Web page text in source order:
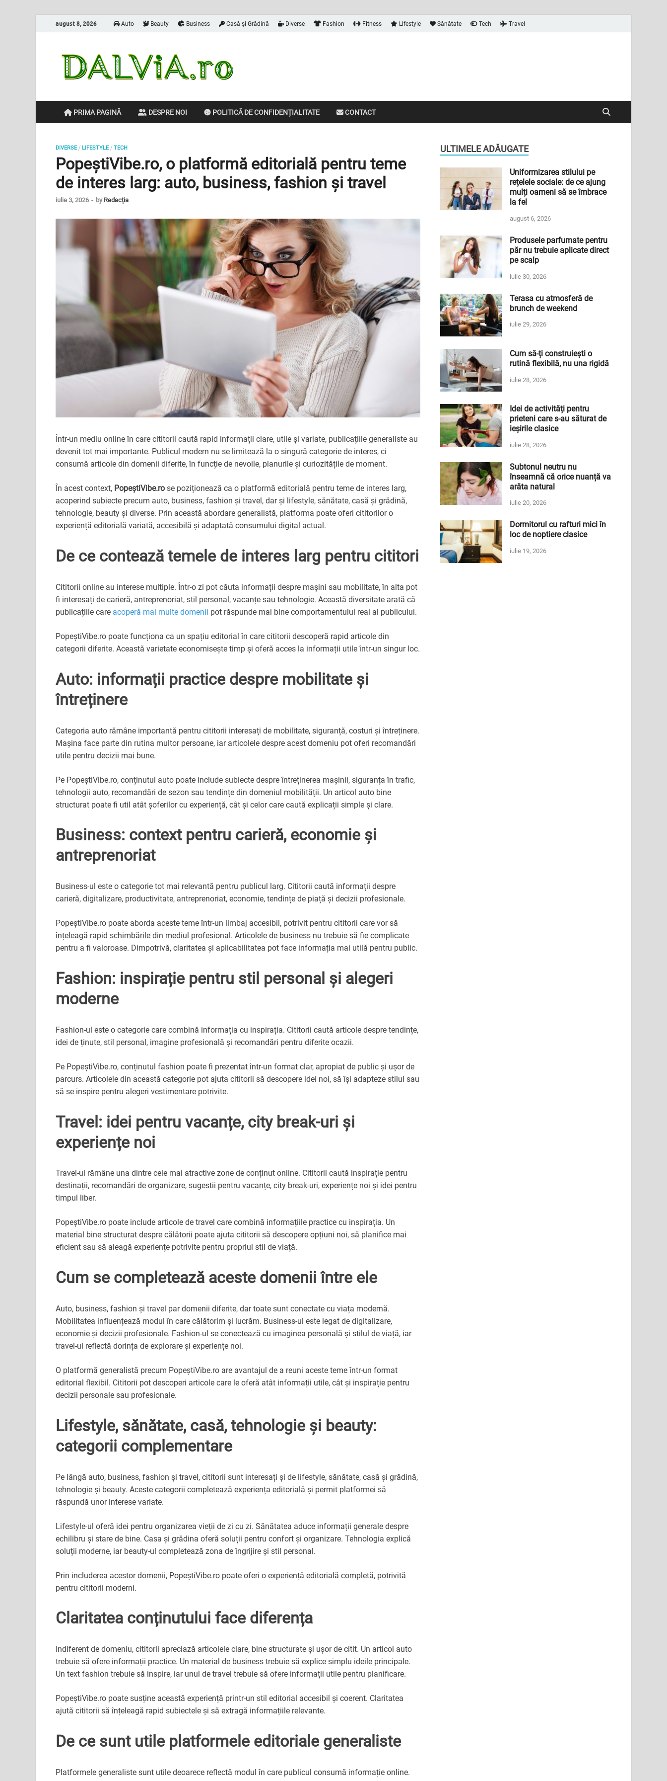
august 8, 2026 Auto Beauty Business Casă și Grădină Diverse Fashion Fitness Lifestyle Sănătate Tech Travel
PRIMA PAGINĂ DESPRE NOI POLITICĂ DE CONFIDENȚIALITATE CONTACT
DIVERSE/ LIFESTYLE/ TECH
PopeștiVibe.ro, o platformă editorială pentru teme
de interes larg: auto, business, fashion și travel
iulie 3, 2026 - by Redacția
Într-un mediu online în care cititorii caută rapid informații clare, utile și variate, publicațiile generaliste au
devenit tot mai importante. Publicul modern nu se limitează la o singură categorie de interes, ci
consumă articole din domenii diferite, în funcție de nevoile, planurile și curiozitățile de moment.
În acest context, PopeștiVibe.ro se poziționează ca o platformă editorială pentru teme de interes larg,
acoperind subiecte precum auto, business, fashion și travel, dar și lifestyle, sănătate, casă și grădină,
tehnologie, beauty și diverse. Prin această abordare generalistă, platforma poate oferi cititorilor o
experiență editorială variată, accesibilă și adaptată consumului digital actual.
De ce contează temele de interes larg pentru cititori
Cititorii online au interese multiple. Într-o zi pot căuta informații despre mașini sau mobilitate, în alta pot
fi interesați de carieră, antreprenoriat, stil personal, vacanțe sau tehnologie. Această diversitate arată că
publicațiile care acoperă mai multe domenii pot răspunde mai bine comportamentului real al publicului.
PopeștiVibe.ro poate funcționa ca un spațiu editorial în care cititorii descoperă rapid articole din
categorii diferite. Această varietate economisește timp și oferă acces la informații utile într-un singur loc.
Auto: informații practice despre mobilitate și
întreținere
Categoria auto rămâne importantă pentru cititorii interesați de mobilitate, siguranță, costuri și întreținere.
Mașina face parte din rutina multor persoane, iar articolele despre acest domeniu pot oferi recomandări
utile pentru decizii mai bune.
Pe PopeștiVibe.ro, conținutul auto poate include subiecte despre întreținerea mașinii, siguranța în trafic,
tehnologii auto, recomandări de sezon sau tendințe din domeniul mobilității. Un articol auto bine
structurat poate fi util atât șoferilor cu experiență, cât și celor care caută explicații simple și clare.
Business: context pentru carieră, economie și
antreprenoriat
Business-ul este o categorie tot mai relevantă pentru publicul larg. Cititorii caută informații despre
carieră, digitalizare, productivitate, antreprenoriat, economie, tendințe de piață și decizii profesionale.
PopeștiVibe.ro poate aborda aceste teme într-un limbaj accesibil, potrivit pentru cititorii care vor să
înțeleagă rapid schimbările din mediul profesional. Articolele de business nu trebuie să fie complicate
pentru a fi valoroase. Dimpotrivă, claritatea și aplicabilitatea pot face informația mai utilă pentru public.
Fashion: inspirație pentru stil personal și alegeri
moderne
Fashion-ul este o categorie care combină informația cu inspirația. Cititorii caută articole despre tendințe,
idei de ținute, stil personal, imagine profesională și recomandări pentru diferite ocazii.
Pe PopeștiVibe.ro, conținutul fashion poate fi prezentat într-un format clar, apropiat de public și ușor de
parcurs. Articolele din această categorie pot ajuta cititorii să descopere idei noi, să își adapteze stilul sau
să se inspire pentru alegeri vestimentare potrivite.
Travel: idei pentru vacanțe, city break-uri și
experiențe noi
Travel-ul rămâne una dintre cele mai atractive zone de conținut online. Cititorii caută inspirație pentru
destinații, recomandări de organizare, sugestii pentru vacanțe, city break-uri, experiențe noi și idei pentru
timpul liber.
PopeștiVibe.ro poate include articole de travel care combină informațiile practice cu inspirația. Un
material bine structurat despre călătorii poate ajuta cititorii să descopere opțiuni noi, să planifice mai
eficient sau să aleagă experiențe potrivite pentru propriul stil de viață.
Cum se completează aceste domenii între ele
Auto, business, fashion și travel par domenii diferite, dar toate sunt conectate cu viața modernă.
Mobilitatea influențează modul în care călătorim și lucrăm. Business-ul este legat de digitalizare,
economie și decizii profesionale. Fashion-ul se conectează cu imaginea personală și stilul de viață, iar
travel-ul reflectă dorința de explorare și experiențe noi.
O platformă generalistă precum PopeștiVibe.ro are avantajul de a reuni aceste teme într-un format
editorial flexibil. Cititorii pot descoperi articole care le oferă atât informații utile, cât și inspirație pentru
decizii personale sau profesionale.
Lifestyle, sănătate, casă, tehnologie și beauty:
categorii complementare
Pe lângă auto, business, fashion și travel, cititorii sunt interesați și de lifestyle, sănătate, casă și grădină,
tehnologie și beauty. Aceste categorii completează experiența editorială și permit platformei să
răspundă unor interese variate.
Lifestyle-ul oferă idei pentru organizarea vieții de zi cu zi. Sănătatea aduce informații generale despre
echilibru și stare de bine. Casa și grădina oferă soluții pentru confort și organizare. Tehnologia explică
soluții moderne, iar beauty-ul completează zona de îngrijire și stil personal.
Prin includerea acestor domenii, PopeștiVibe.ro poate oferi o experiență editorială completă, potrivită
pentru cititorii moderni.
Claritatea conținutului face diferența
Indiferent de domeniu, cititorii apreciază articolele clare, bine structurate și ușor de citit. Un articol auto
trebuie să ofere informații practice. Un material de business trebuie să explice simplu ideile principale.
Un text fashion trebuie să inspire, iar unul de travel trebuie să ofere informații utile pentru planificare.
PopeștiVibe.ro poate susține această experiență printr-un stil editorial accesibil și coerent. Claritatea
ajută cititorii să înțeleagă rapid subiectele și să extragă informațiile relevante.
De ce sunt utile platformele editoriale generaliste
Platformele generaliste sunt utile deoarece reflectă modul în care publicul consumă informație online.
ULTIMELE ADĂUGATE
Uniformizarea stilului pe
rețelele sociale: de ce ajung
mulți oameni să se îmbrace
la fel
august 6, 2026
Produsele parfumate pentru
păr nu trebuie aplicate direct
pe scalp
iulie 30, 2026
Terasa cu atmosferă de
brunch de weekend
iulie 29, 2026
Cum să-ți construiești o
rutină flexibilă, nu una rigidă
iulie 28, 2026
Idei de activități pentru
prieteni care s-au săturat de
ieșirile clasice
iulie 28, 2026
Subtonul neutru nu
înseamnă că orice nuanță va
arăta natural
iulie 20, 2026
Dormitorul cu rafturi mici în
loc de noptiere clasice
iulie 19, 2026